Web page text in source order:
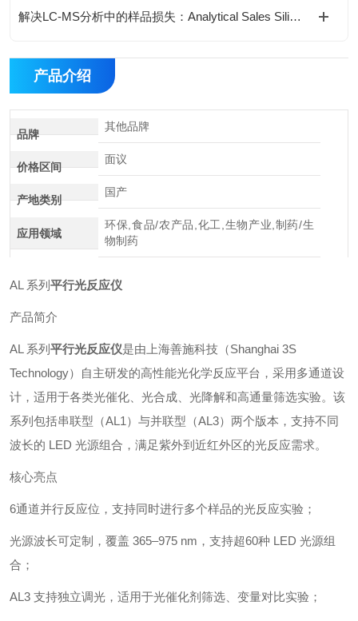
解决LC-MS分析中的样品损失：Analytical Sales SiliGuard™低吸附技术解析
产品介绍
品牌
其他品牌
价格区间
面议
产地类别
国产
应用领域
环保,食品/农产品,化工,生物产业,制药/生
物制药
AL 系列 平行光反应仪
产品简介
AL 系列 平行光反应仪是由上海善施科技（Shanghai 3S
Technology）自主研发的高性能光化学反应平台，采用多通道设
计，适用于各类光催化、光合成、光降解和高通量筛选实验。该
系列包括串联型（AL1）与并联型（AL3）两个版本，支持不同
波长的 LED 光源组合，满足紫外到近红外区的光反应需求。
核心亮点
6通道并行反应位，支持同时进行多个样品的光反应实验；
光源波长可定制，覆盖 365–975 nm，支持超60种 LED 光源组
合；
AL3 支持独立调光，适用于光催化剂筛选、变量对比实验；